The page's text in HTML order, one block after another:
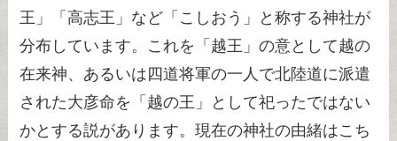
王」「高志王」など「こしおう」と称する神社が
分布しています。これを「越王」の意として越の
在来神、あるいは四道将軍の一人で北陸道に派遣
された大彦命を「越の王」として祀ったではない
かとする説があります。現在の神社の由緒はこち